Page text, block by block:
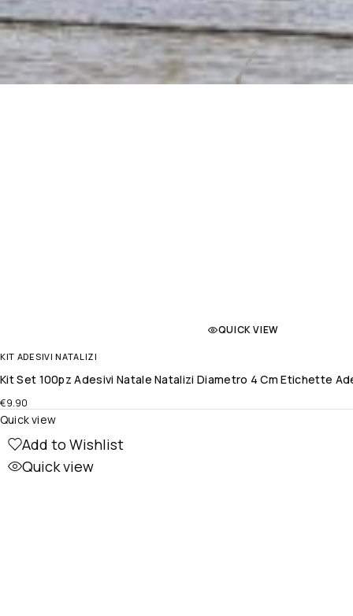
QUICK VIEW
KIT ADESIVI NATALIZI
Kit Set 100pz Adesivi Natale Natalizi Diametro 4 Cm Etichette
€9.90
Add to Wishlist
Quick view
Quick view